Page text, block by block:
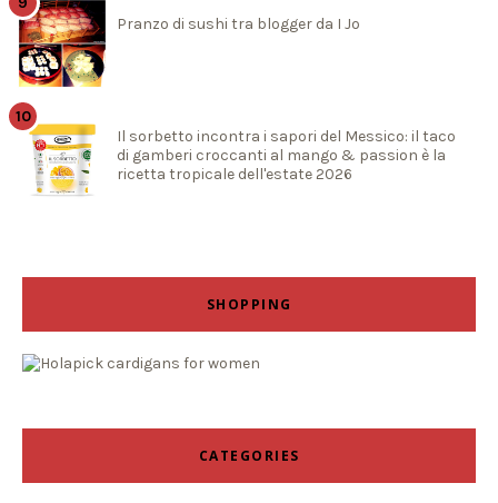
Pranzo di sushi tra blogger da I Jo
Il sorbetto incontra i sapori del Messico: il taco
di gamberi croccanti al mango & passion è la
ricetta tropicale dell'estate 2026
SHOPPING
CATEGORIES